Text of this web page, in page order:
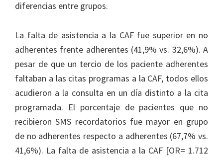
diferencias entre grupos.
La falta de asistencia a la CAF fue superior en no
adherentes frente adherentes (41,9% vs. 32,6%). A
pesar de que un tercio de los paciente adherentes
faltaban a las citas programas a la CAF, todos ellos
acudieron a la consulta en un día distinto a la cita
programada. El porcentaje de pacientes que no
recibieron SMS recordatorios fue mayor en grupo
de no adherentes respecto a adherentes (67,7% vs.
41,6%). La falta de asistencia a la CAF [OR= 1.712